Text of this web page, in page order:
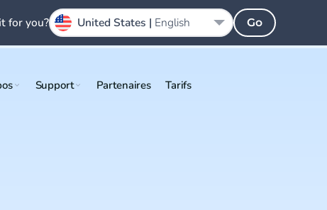
Support Partenaires Tarifs
for you? United States | English Go